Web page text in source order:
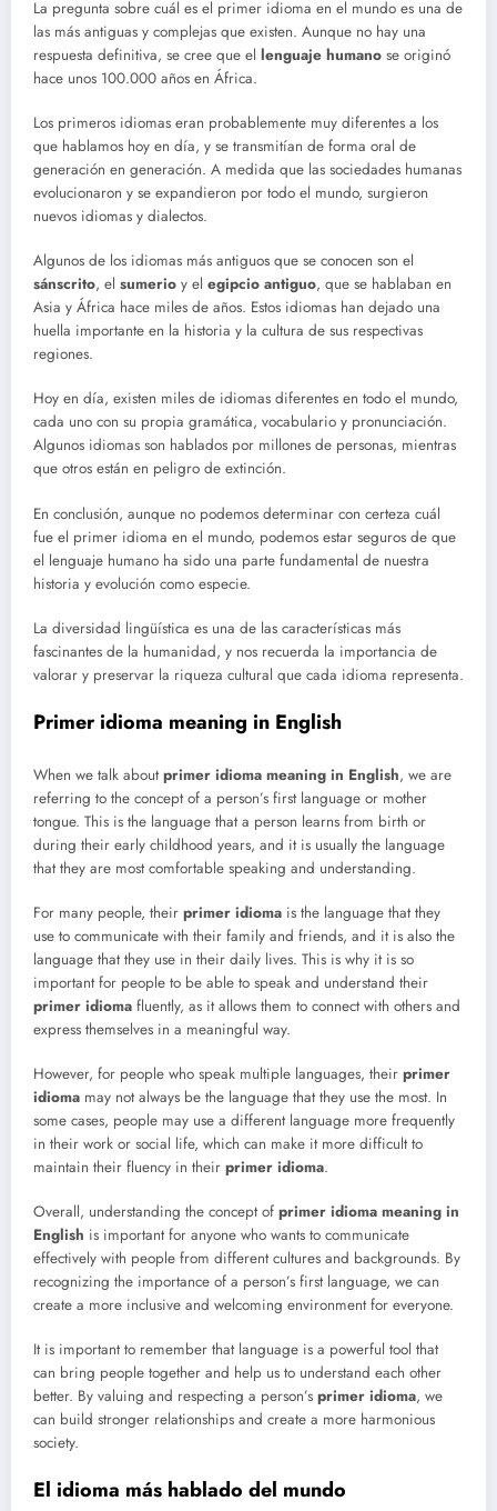
La pregunta sobre cuál es el primer idioma en el mundo es una de
las más antiguas y complejas que existen. Aunque no hay una
respuesta definitiva, se cree que el lenguaje humano se originó
hace unos 100.000 años en África.
Los primeros idiomas eran probablemente muy diferentes a los
que hablamos hoy en día, y se transmitían de forma oral de
generación en generación. A medida que las sociedades humanas
evolucionaron y se expandieron por todo el mundo, surgieron
nuevos idiomas y dialectos.
Algunos de los idiomas más antiguos que se conocen son el
sánscrito, el sumerio y el egipcio antiguo, que se hablaban en
Asia y África hace miles de años. Estos idiomas han dejado una
huella importante en la historia y la cultura de sus respectivas
regiones.
Hoy en día, existen miles de idiomas diferentes en todo el mundo,
cada uno con su propia gramática, vocabulario y pronunciación.
Algunos idiomas son hablados por millones de personas, mientras
que otros están en peligro de extinción.
En conclusión, aunque no podemos determinar con certeza cuál
fue el primer idioma en el mundo, podemos estar seguros de que
el lenguaje humano ha sido una parte fundamental de nuestra
historia y evolución como especie.
La diversidad lingüística es una de las características más
fascinantes de la humanidad, y nos recuerda la importancia de
valorar y preservar la riqueza cultural que cada idioma representa.
Primer idioma meaning in English
When we talk aboutprimer idioma meaning in English, we are
referring to the concept of a person’s first language or mother
tongue. This is the language that a person learns from birth or
during their early childhood years, and it is usually the language
that they are most comfortable speaking and understanding.
For many people, their primer idioma is the language that they
use to communicate with their family and friends, and it is also the
language that they use in their daily lives. This is why it is so
important for people to be able to speak and understand their
primer idioma fluently, as it allows them to connect with others and
express themselves in a meaningful way.
However, for people who speak multiple languages, their primer
idioma may not always be the language that they use the most. In
some cases, people may use a different language more frequently
in their work or social life, which can make it more difficult to
maintain their fluency in their primer idioma.
Overall, understanding the concept of primer idioma meaning in
English is important for anyone who wants to communicate
effectively with people from different cultures and backgrounds. By
recognizing the importance of a person’s first language, we can
create a more inclusive and welcoming environment for everyone.
It is important to remember that language is a powerful tool that
can bring people together and help us to understand each other
better. By valuing and respecting a person’s primer idioma, we
can build stronger relationships and create a more harmonious
society.
El idioma más hablado del mundo